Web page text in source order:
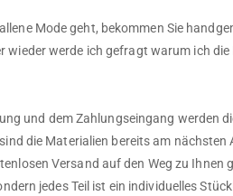
Mode geht, bekommen Sie
werde ich gefragt warum ich
und dem Zahlungseingang werden
die Materialien bereits am nächsten
Versand auf den Weg zu Ihnen
jedes Teil ist ein individuelles